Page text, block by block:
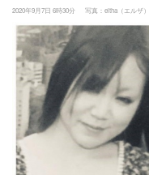
2020年9月7日 6時30分 写真：eltha（エルザ）